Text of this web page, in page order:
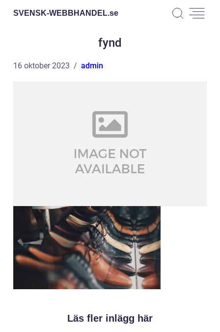
SVENSK-WEBBHANDEL.se
fynd
16 oktober 2023 admin
Läs fler inlägg här